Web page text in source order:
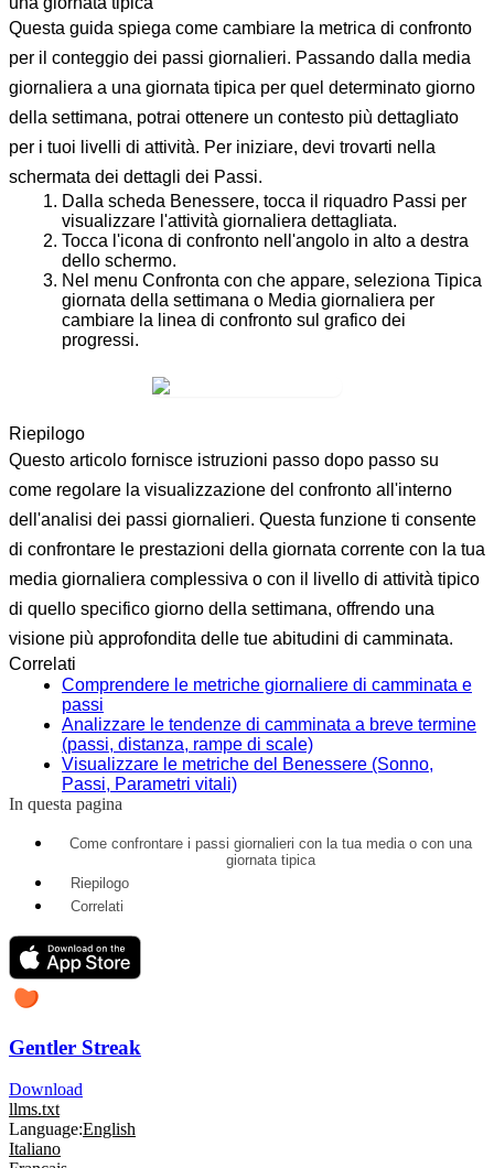
Questa guida spiega come cambiare la metrica di confronto
per il conteggio dei passi giornalieri. Passando dalla media
giornaliera a una giornata tipica per quel determinato giorno
della settimana, potrai ottenere un contesto più dettagliato
per i tuoi livelli di attività. Per iniziare, devi trovarti nella
schermata dei dettagli dei Passi.
Dalla scheda Benessere, tocca il riquadro Passi per
visualizzare l'attività giornaliera dettagliata.
Tocca l'icona di confronto nell'angolo in alto a destra
dello schermo.
Nel menu Confronta con che appare, seleziona Tipica
giornata della settimana o Media giornaliera per
cambiare la linea di confronto sul grafico dei
progressi.
Riepilogo
Questo articolo fornisce istruzioni passo dopo passo su
come regolare la visualizzazione del confronto all'interno
dell'analisi dei passi giornalieri. Questa funzione ti consente
di confrontare le prestazioni della giornata corrente con la tua
media giornaliera complessiva o con il livello di attività tipico
di quello specifico giorno della settimana, offrendo una
visione più approfondita delle tue abitudini di camminata.
Correlati
Comprendere le metriche giornaliere di camminata e
passi
Analizzare le tendenze di camminata a breve termine
(passi, distanza, rampe di scale)
Visualizzare le metriche del Benessere (Sonno,
Passi, Parametri vitali)
In questa pagina
Come confrontare i passi giornalieri con la tua media o con una
giornata tipica
Riepilogo
Correlati
Gentler Streak
Download
llms.txt
Language:English
Italiano